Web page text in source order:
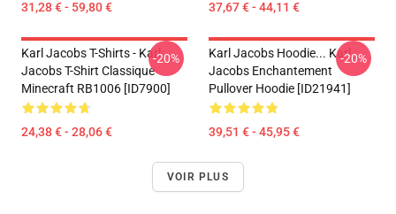
31,28 € - 59,80 € 37,67 € - 44,11 €
Karl Jacobs T-Shirts - Karl
Jacobs T-Shirt Classique
Minecraft RB1006 [ID7900]
24,38 € - 28,06 €
-20%
Karl Jacobs Hoodie... Karl
Jacobs Enchantement
Pullover Hoodie [ID21941]
39,51 € - 45,95 €
-20%
VOIR PLUS